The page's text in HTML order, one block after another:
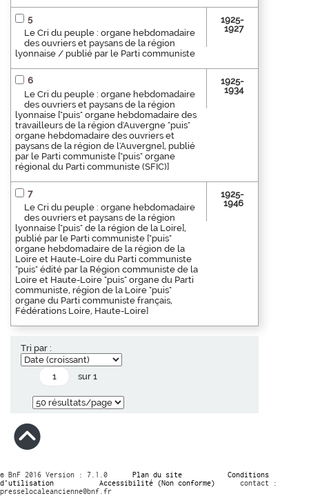
5
Le Cri du peuple : organe hebdomadaire
des ouvriers et paysans de la région
lyonnaise / publié par le Parti communiste
1925-
1927
6
Le Cri du peuple : organe hebdomadaire
des ouvriers et paysans de la région
lyonnaise ["puis" organe hebdomadaire des
travailleurs de la région d'Auvergne "puis"
organe hebdomadaire des ouvriers et
paysans de la région de l'Auvergne], publié
par le Parti communiste ["puis" organe
régional du Parti communiste (SFIC)]
1925-
1934
7
Le Cri du peuple : organe hebdomadaire
des ouvriers et paysans de la région
lyonnaise ["puis" de la région de la Loire],
publié par le Parti communiste ["puis"
organe hebdomadaire de la région de la
Loire et Haute-Loire du Parti communiste
"puis" édité par la Région communiste de la
Loire et Haute-Loire "puis" organe du Parti
communiste, région de la Loire "puis"
organe du Parti communiste français,
Fédérations Loire, Haute-Loire]
1925-
1946
Tri par :
sur 1
© BnF 2016 Version : 7.1.0 Plan du site
Conditions
d’utilisation
Accessibilité (Non conforme)
contact :
presselocaleancienne@bnf.fr